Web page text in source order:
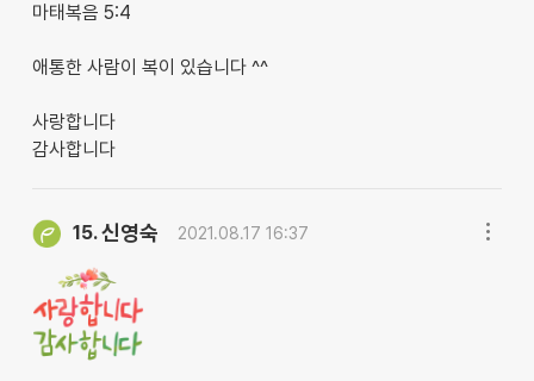
마태복음 5:4
애통한 사람이 복이 있습니다 ^^
사랑합니다
감사합니다
15.신영숙 2021.08.17 16:37